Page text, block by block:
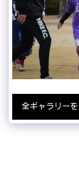
全ギャラリー